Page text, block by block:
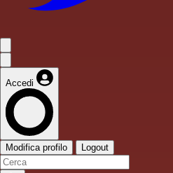
Accedi
Modifica profilo Logout